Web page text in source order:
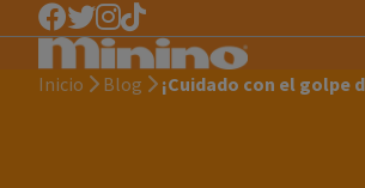
Inicio
Blog ¡Cuidado con el golpe